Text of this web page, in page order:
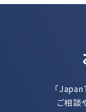
「
ご相談